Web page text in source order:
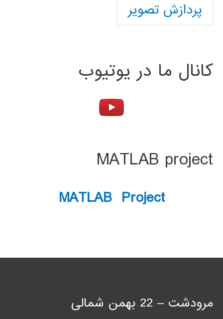
پردازش تصویر
کانال ما در یوتیوب
MATLAB project
MATLAB Project
مرودشت – 22 بهمن شمالی